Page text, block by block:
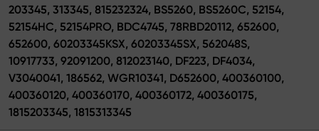
203345, 313345, 815232324, BS5260, BS5260C, 52154,
52154HC, 52154PRO, BDC4745, 78RBD20112, 652600,
652600, 60203345KSX, 60203345SX, 562048S,
10917733, 92091200, 812023140, DF223, DF4034,
V3040041, 186562, WGR10341, D652600, 400360100,
400360120, 400360170, 400360172, 400360175,
1815203345, 1815313345